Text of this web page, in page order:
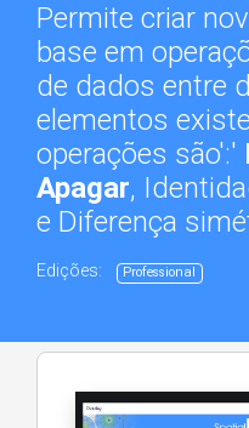
Permite criar
base em
de dados entre
elementos
operações são':'
Apagar,
e Diferença
Edições: Professional